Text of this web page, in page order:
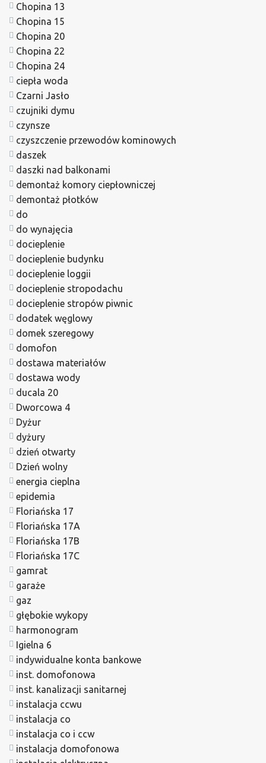
Chopina 13
Chopina 15
Chopina 20
Chopina 22
Chopina 24
ciepła woda
Czarni Jasło
czujniki dymu
czynsze
czyszczenie przewodów kominowych
daszek
daszki nad balkonami
demontaż komory ciepłowniczej
demontaż płotków
do
do wynajęcia
docieplenie
docieplenie budynku
docieplenie loggii
docieplenie stropodachu
docieplenie stropów piwnic
dodatek węglowy
domek szeregowy
domofon
dostawa materiałów
dostawa wody
ducala 20
Dworcowa 4
Dyżur
dyżury
dzień otwarty
Dzień wolny
energia cieplna
epidemia
Floriańska 17
Floriańska 17A
Floriańska 17B
Floriańska 17C
gamrat
garaże
gaz
głębokie wykopy
harmonogram
Igielna 6
indywidualne konta bankowe
inst. domofonowa
inst. kanalizacji sanitarnej
instalacja ccwu
instalacja co
instalacja co i ccw
instalacja domofonowa